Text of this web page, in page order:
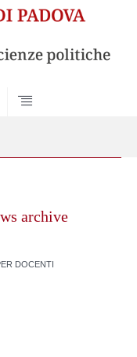
archive
DOCENTI